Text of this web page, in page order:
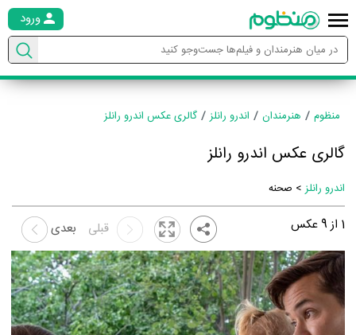
ورود
منظوم هنرمندان اندرو رانلز گالری عکس اندرو رانلز
گالری عکس اندرو رانلز
اندرو رانلز > صحنه
1 از9 عکس بعدی قبلی